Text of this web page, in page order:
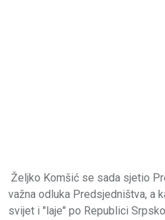
Željko Komšić se sada sjetio
važna odluka Predsjedništva, a
svijet i "laje" po Republici